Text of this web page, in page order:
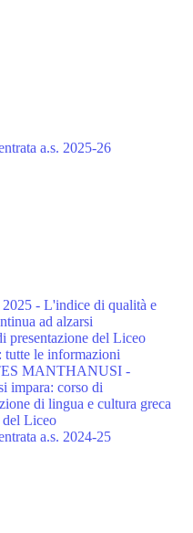
a.s. 2025-26
- L'indice di qualità e
ad alzarsi
presentazione del Liceo
tutte le informazioni
MANTHANUSI -
impara: corso di
di lingua e cultura greca
Liceo
a.s. 2024-25